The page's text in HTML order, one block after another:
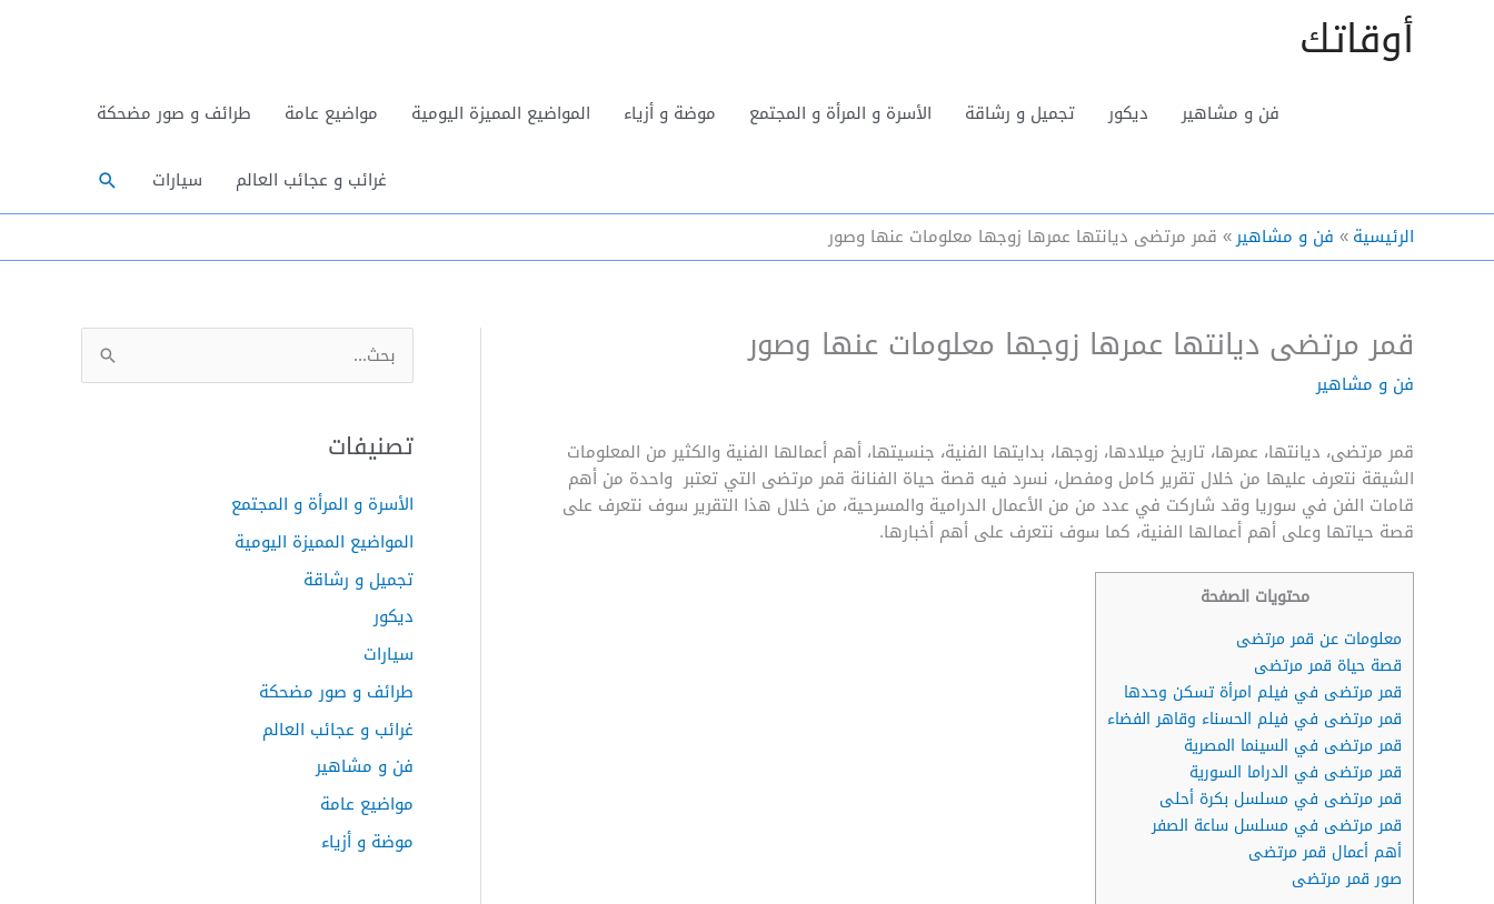
أوقاتك
فن و مشاهير ديكور تجميل و رشاقة الأسرة و المرأة و المجتمع موضة و أزياء المواضيع المميزة اليومية مواضيع عامة طرائف و صور مضحكة
غرائب و عجائب العالم سيارات البحث
الرئيسية فن و مشاهير قمر مرتضى ديانتها عمرها زوجها معلومات عنها وصور
قمر مرتضى ديانتها عمرها زوجها معلومات عنها وصور
فن و مشاهير
قمر مرتضى، ديانتها، عمرها، تاريخ ميلادها، زوجها، بدايتها الفنية، جنسيتها، أهم أعمالها الفنية والكثير من المعلومات
الشيقة نتعرف عليها من خلال تقرير كامل ومفصل، نسرد فيه قصة حياة الفنانة قمر مرتضى التي تعتبر واحدة من أهم
قامات الفن في سوريا وقد شاركت في عدد من من الأعمال الدرامية والمسرحية، من خلال هذا التقرير سوف نتعرف على
قصة حياتها وعلى أهم أعمالها الفنية، كما سوف نتعرف على أهم أخبارها.
محتويات الصفحة
معلومات عن قمر مرتضى
قصة حياة قمر مرتضى
قمر مرتضى في فيلم امرأة تسكن وحدها
قمر مرتضى في فيلم الحسناء وقاهر الفضاء
قمر مرتضى في السينما المصرية
قمر مرتضى في الدراما السورية
قمر مرتضى في مسلسل بكرة أحلى
قمر مرتضى في مسلسل ساعة الصفر
أهم أعمال قمر مرتضى
صور قمر مرتضى
ل
ح
ع
ن
:
تصنيفات
الأسرة و المرأة و المجتمع
المواضيع المميزة اليومية
تجميل و رشاقة
ديكور
سيارات
طرائف و صور مضحكة
غرائب و عجائب العالم
فن و مشاهير
مواضيع عامة
موضة و أزياء